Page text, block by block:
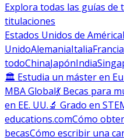
Explora todas las guías de
titulaciones
Estados Unidos de América
UnidoAlemaniaItaliaFrancia
todoChinaJapónIndia
🏛 Estudia un máster en
MBA Global💃 Becas para
en EE. UU.🔬 Grado en
educations.comCómo
becasCómo escribir una